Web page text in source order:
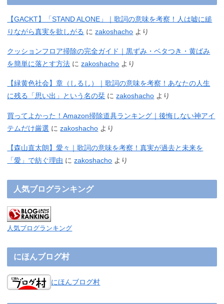
【GACKT】「STAND ALONE」｜歌詞の意味を考察！人は嘘に縋
りながら真実を欲しがる にzakoshacho より
クッションフロア掃除の完全ガイド｜黒ずみ・ベタつき・黄ばみ
を簡単に落とす方法 にzakoshacho より
【緑黄色社会】章（しるし）｜歌詞の意味を考察！あなたの人生
に残る「思い出」という名の栞 にzakoshacho より
買ってよかった！Amazon掃除道具ランキング｜後悔しない神アイ
テムだけ厳選 にzakoshacho より
【森山直太朗】愛々｜歌詞の意味を考察！真実が過去と未来を
「愛」で紡ぐ理由 にzakoshacho より
人気ブログランキング
人気ブログランキング
にほんブログ村
にほんブログ村